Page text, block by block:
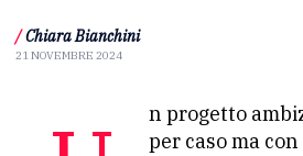
/ Chiara Bianchini
21 NOVEMBRE 2024
per caso ma